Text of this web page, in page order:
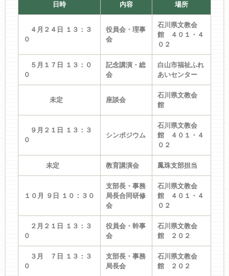
日時 内容 場所
４月２４日 １３：３
０
役員会・理事
会
石川県文教会
館 ４０１・４
０２
５月１７日 １３：０
０
記念講演・総
会
白山市福祉ふれ
あいセンター
未定 座談会
石川県文教会
館
９月２１日 １３：３
０
シンポジウム
石川県文教会
館 ４０１・４
０２
未定 教育講演会 鳳珠支部担当
１０月 ９日 １０：３０
支部長・事務
局長合同研修
会
石川県文教会
館 ４０１・４
０２
２月２１日 １３：３
０
役員会・幹事
会
石川県文教会
館 ２０２
３月 ７日 １３：３
０
支部長・事務
局長会
石川県文教会
館 ２０２